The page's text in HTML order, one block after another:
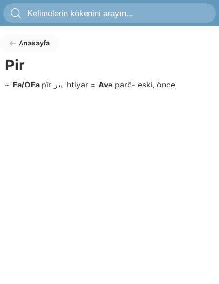
Anasayfa
Pir
~ Fa/OFa pīr ihtiyar = Ave parō- eski, önce